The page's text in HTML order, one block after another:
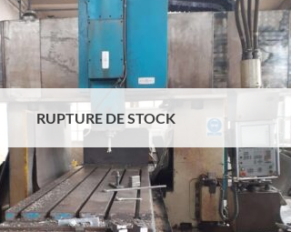
RUPTURE DE STOCK